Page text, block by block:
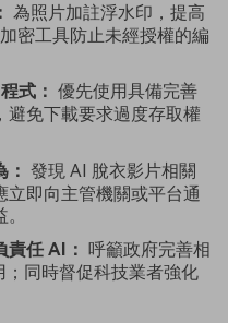
為照片加註浮水印，提高
密工具防止未經授權的編
式： 優先使用具備完善
避免下載要求過度存取權
發現 AI 脫衣影片相關
即向主管機關或平台通
責任 AI： 呼籲政府完善相
同時督促科技業者強化